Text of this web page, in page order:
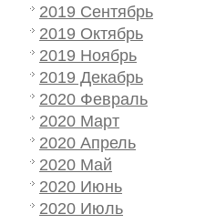
2019 Сентябрь
2019 Октябрь
2019 Ноябрь
2019 Декабрь
2020 Февраль
2020 Март
2020 Апрель
2020 Май
2020 Июнь
2020 Июль